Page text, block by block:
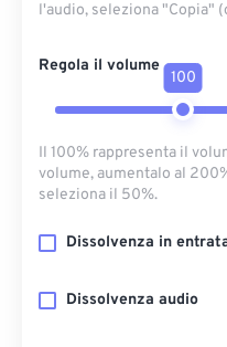
l'audio, seleziona "Copia"
Regola il volume
100
Il 100% rappresenta il
volume, aumentalo al
seleziona il 50%.
Dissolvenza in
Dissolvenza audio